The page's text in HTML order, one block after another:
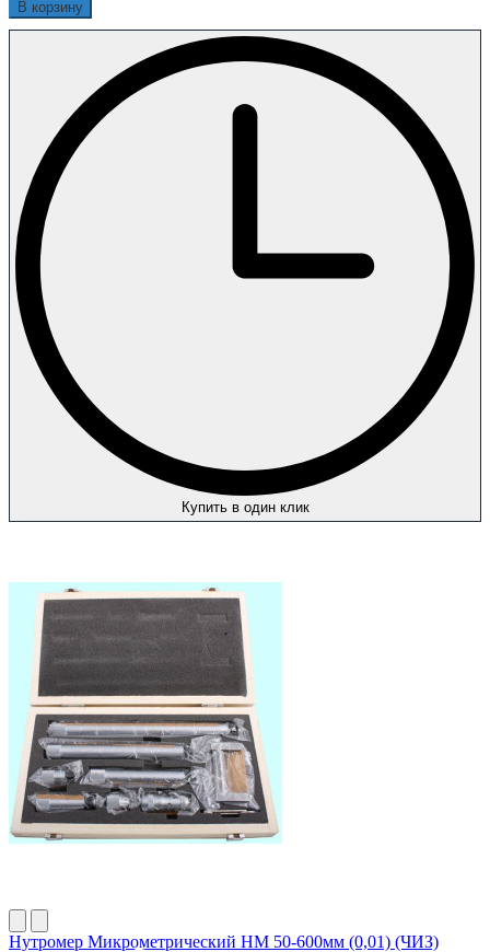
В корзину
Купить в один клик
Нутромер Микрометрический НМ 50-600мм (0,01) (ЧИЗ)